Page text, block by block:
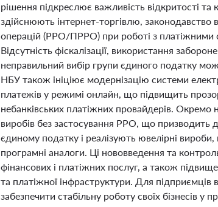
рішення підкреслює важливість відкритості та
здійснюють інтернет-торгівлю, законодавство
операцій (РРО/ПРРО) при роботі з платіжними
Відсутність фіскалізації, використання
неправильний вибір групи єдиного податку
НБУ також ініціює модернізацію системи
платежів у режимі онлайн, що підвищить
небанківських платіжних провайдерів.
виробів без застосування РРО, що призводить
єдиному податку і реалізують ювелірні вироби,
програмні аналоги. Ці нововведення та
фінансових і платіжних послуг, а також
та платіжної інфраструктури. Для
забезпечити стабільну роботу своїх бізнесів у